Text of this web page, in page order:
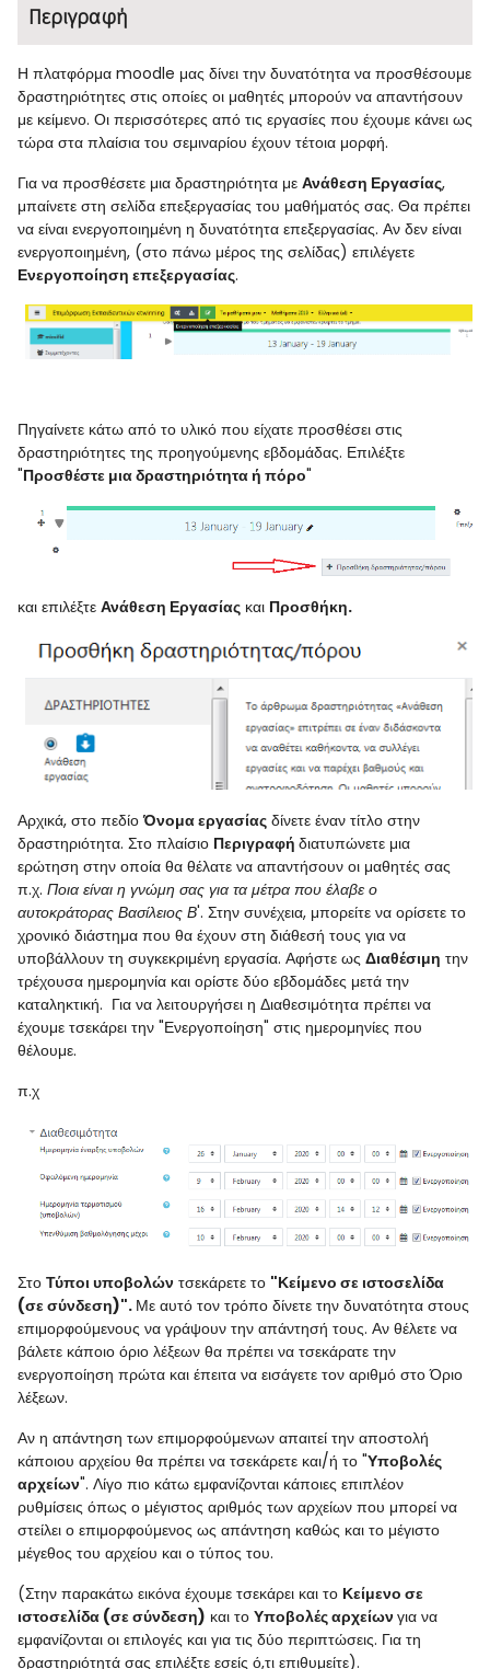
Περιγραφή
Η πλατφόρμα moodle μας δίνει την δυνατότητα να προσθέσουμε
δραστηριότητες στις οποίες οι μαθητές μπορούν να απαντήσουν
με κείμενο. Οι περισσότερες από τις εργασίες που έχουμε κάνει ως
τώρα στα πλαίσια του σεμιναρίου έχουν τέτοια μορφή.
Για να προσθέσετε μια δραστηριότητα με Ανάθεση Εργασίας,
μπαίνετε στη σελίδα επεξεργασίας του μαθήματός σας. Θα πρέπει
να είναι ενεργοποιημένη η δυνατότητα επεξεργασίας. Αν δεν είναι
ενεργοποιημένη, (στο πάνω μέρος της σελίδας) επιλέγετε
Ενεργοποίηση επεξεργασίας.
Πηγαίνετε κάτω από το υλικό που είχατε προσθέσει στις
δραστηριότητες της προηγούμενης εβδομάδας. Επιλέξτε
"Προσθέστε μια δραστηριότητα ή πόρο"
και επιλέξτε Ανάθεση Εργασίας και Προσθήκη.
Αρχικά, στο πεδίοΌνομα εργασίας δίνετε έναν τίτλο στην
δραστηριότητα. Στο πλαίσιο Περιγραφή διατυπώνετε μια
ερώτηση στην οποία θα θέλατε να απαντήσουν οι μαθητές σας
π.χ. Ποια είναι η γνώμη σας για τα μέτρα που έλαβε ο
αυτοκράτορας Βασίλειος Β'. Στην συνέχεια, μπορείτε να ορίσετε το
χρονικό διάστημα που θα έχουν στη διάθεσή τους για να
υποβάλλουν τη συγκεκριμένη εργασία. Αφήστε ως Διαθέσιμη την
τρέχουσα ημερομηνία και ορίστε δύο εβδομάδες μετά την
καταληκτική. Για να λειτουργήσει η Διαθεσιμότητα πρέπει να
έχουμε τσεκάρει την "Ενεργοποίηση" στις ημερομηνίες που
θέλουμε.
π.χ
Στο Τύποι υποβολών τσεκάρετε το "Κείμενο σε ιστοσελίδα
(σε σύνδεση)". Με αυτό τον τρόπο δίνετε την δυνατότητα στους
επιμορφούμενους να γράψουν την απάντησή τους. Αν θέλετε να
βάλετε κάποιο όριο λέξεων θα πρέπει να τσεκάρατε την
ενεργοποίηση πρώτα και έπειτα να εισάγετε τον αριθμό στο Όριο
λέξεων.
Αν η απάντηση των επιμορφούμενων απαιτεί την αποστολή
κάποιου αρχείου θα πρέπει να τσεκάρετε και/ή το "Υποβολές
αρχείων". Λίγο πιο κάτω εμφανίζονται κάποιες επιπλέον
ρυθμίσεις όπως ο μέγιστος αριθμός των αρχείων που μπορεί να
στείλει ο επιμορφούμενος ως απάντηση καθώς και το μέγιστο
μέγεθος του αρχείου και ο τύπος του.
(Στην παρακάτω εικόνα έχουμε τσεκάρει και το Κείμενο σε
ιστοσελίδα (σε σύνδεση) και το Υποβολές αρχείωνγια να
εμφανίζονται οι επιλογές και για τις δύο περιπτώσεις. Για τη
δραστηριότητά σας επιλέξτε εσείς ό,τι επιθυμείτε).